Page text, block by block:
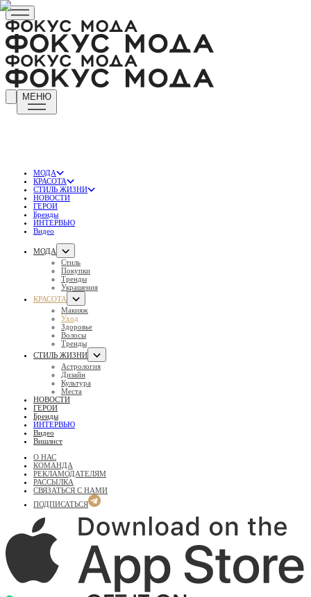
МЕНЮ
МОДА
КРАСОТА
СТИЛЬ ЖИЗНИ
НОВОСТИ
ГЕРОИ
Бренды
ИНТЕРВЬЮ
Видео
МОДА
Стиль
Покупки
Тренды
Украшения
КРАСОТА
Макияж
Уход
Здоровье
Волосы
Тренды
СТИЛЬ ЖИЗНИ
Астрология
Дизайн
Культура
Места
НОВОСТИ
ГЕРОИ
Бренды
ИНТЕРВЬЮ
Видео
Вишлист
О НАС
КОМАНДА
РЕКЛАМОДАТЕЛЯМ
РАССЫЛКА
СВЯЗАТЬСЯ С НАМИ
ПОДПИСАТЬСЯ